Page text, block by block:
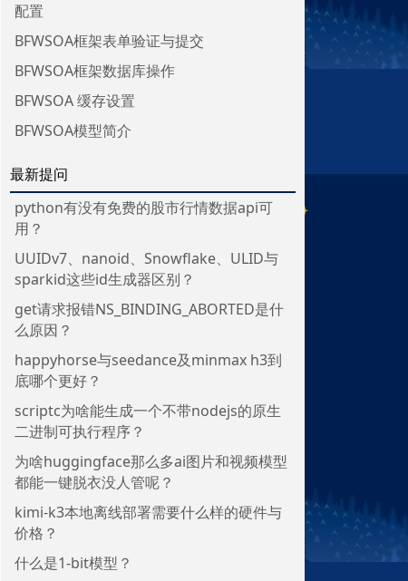
配置
BFWSOA框架表单验证与提交
BFWSOA框架数据库操作
BFWSOA 缓存设置
BFWSOA模型简介
最新提问
python有没有免费的股市行情数据api可
用？
UUIDv7、nanoid、Snowflake、ULID与
sparkid这些id生成器区别？
get请求报错NS_BINDING_ABORTED是什
么原因？
happyhorse与seedance及minmax h3到
底哪个更好？
scriptc为啥能生成一个不带nodejs的原生
二进制可执行程序？
为啥huggingface那么多ai图片和视频模型
都能一键脱衣没人管呢？
kimi-k3本地离线部署需要什么样的硬件与
价格？
什么是1-bit模型？